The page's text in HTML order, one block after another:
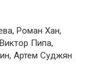
Роман Хан,
Пипа,
Артем Суджян